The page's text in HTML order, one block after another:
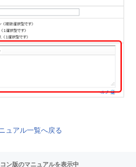
ュアル一覧へ戻る
ン版のマニュアルを表示中